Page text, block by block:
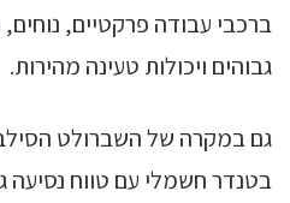
ברכבי עבודה פרקטיים, נוחים,
גבוהים ויכולות טעינה מהירות.
גם במקרה של השברולט
בטנדר חשמלי עם טווח נסיעה